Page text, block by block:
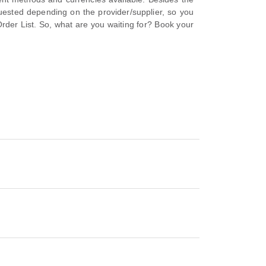
depending on the provider/supplier, so you
List. So, what are you waiting for? Book your